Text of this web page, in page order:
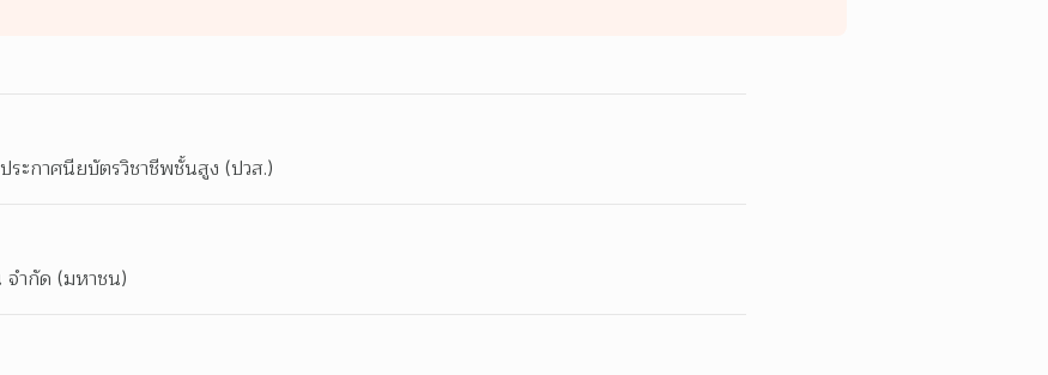
ระกาศนียบัตรวิชาชีพชั้นสูง (ปวส.)
จำกัด (มหาชน)